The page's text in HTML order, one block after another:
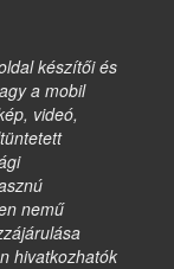
készítői és
a mobil
videó,
nemű
hivatkozhatók